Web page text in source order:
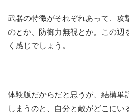
武器の特徴がそれぞれあって、攻
のとか、防御力無視とか。この辺
く感じでしょう。
体験版だからだと思うが、結構単
しまうのと、自分と敵がどこにい